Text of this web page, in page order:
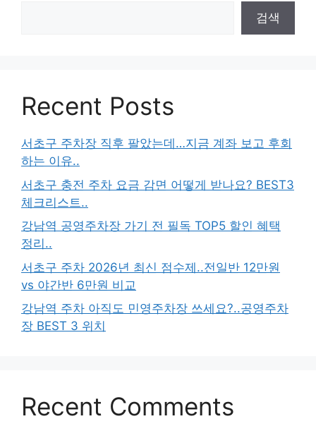
검색
Recent Posts
서초구 주차장 직후 팔았는데…지금 계좌 보고 후회
하는 이유..
서초구 충전 주차 요금 감면 어떻게 받나요? BEST3
체크리스트..
강남역 공영주차장 가기 전 필독 TOP5 할인 혜택
정리..
서초구 주차 2026년 최신 점수제..전일반 12만원
vs 야간반 6만원 비교
강남역 주차 아직도 민영주차장 쓰세요?..공영주차
장 BEST 3 위치
Recent Comments